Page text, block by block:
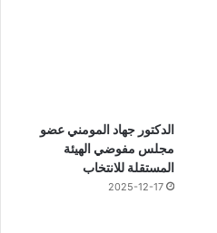
الدكتور جهاد المومني عضو
مجلس مفوضي الهيئة
المستقلة للانتخاب
2025-12-17